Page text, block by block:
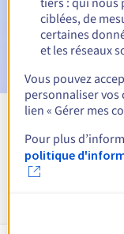
E-mail après la
notification de la
Voir
ciblées, de
certaines
et les réseaux
Vous pouvez
personnaliser
lien « Gérer mes
Pour plus
politique